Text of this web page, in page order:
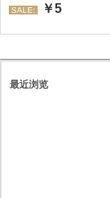
SALE: ￥5
最近浏览